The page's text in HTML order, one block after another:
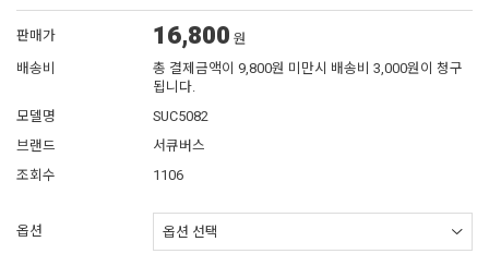
판매가 16,800 원
배송비
총 결제금액이 9,800원 미만시 배송비 3,000원이 청구
됩니다.
모델명
SUC5082
브랜드
서큐버스
조회수
1106
옵션